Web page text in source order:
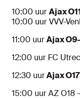
10:00 uurAjax
10:00 uur VVV-
11:00 uurAjax
12:00 uur FC
12:30 uurAjax O17
15:00 uur AZ O18